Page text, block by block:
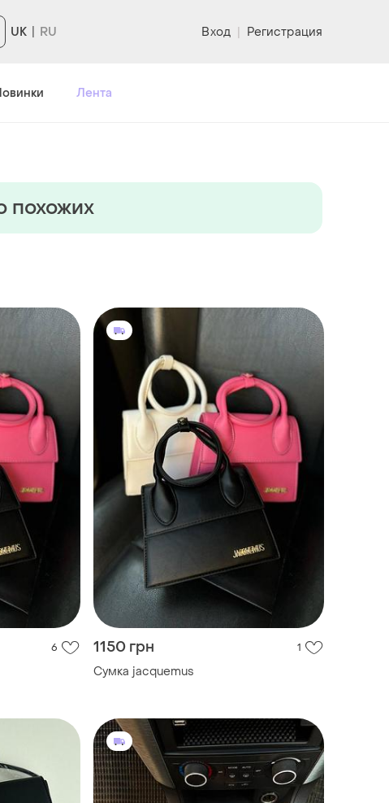
UK Вход | Регистрация
Лента
похожих
6 1150 грн 1
Сумка jacquemus